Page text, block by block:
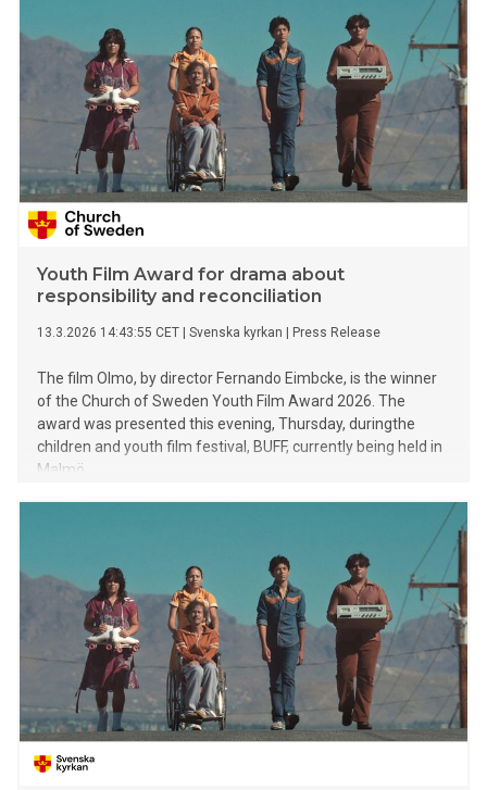
Youth Film Award for drama about
responsibility and reconciliation
13.3.2026 14:43:55 CET Svenska kyrkan Press Release
The film Olmo, by director Fernando Eimbcke, is the winner
of the Church of Sweden Youth Film Award 2026. The
award was presented this evening, Thursday, duringthe
children and youth film festival, BUFF, currently being held in
Malmö.